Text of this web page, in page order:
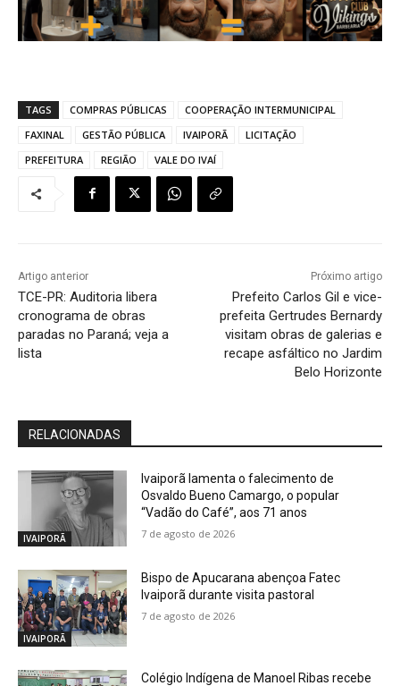
TAGS COMPRAS PÚBLICAS
COOPERAÇÃO INTERMUNICIPAL
FAXINAL
GESTÃO PÚBLICA IVAIPORÃ
LICITAÇÃO
PREFEITURA
REGIÃO VALE DO IVAÍ
Artigo anterior
TCE-PR: Auditoria libera
cronograma de obras
paradas no Paraná; veja a
lista
Próximo artigo
Prefeito Carlos Gil e vice-
prefeita Gertrudes Bernardy
visitam obras de galerias e
recape asfáltico no Jardim
Belo Horizonte
RELACIONADAS
IVAIPORÃ
Ivaiporã lamenta o falecimento de
Osvaldo Bueno Camargo, o popular
“Vadão do Café”, aos 71 anos
7 de agosto de 2026
IVAIPORÃ
Bispo de Apucarana abençoa Fatec
Ivaiporã durante visita pastoral
7 de agosto de 2026
Colégio Indígena de Manoel Ribas recebe